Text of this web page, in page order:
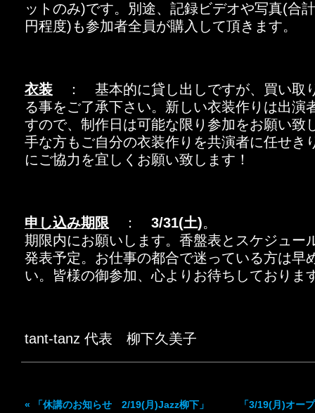
ットのみ)です。別途、記録ビデオや写真(合
円程度)も参加者全員が購入して頂きます。
衣装 ： 基本的に貸し出しですが、買い取
る事をご了承下さい。新しい衣装作りは出演
すので、制作日は可能な限り参加をお願い致
手な方もご自分の衣装作りを共演者に任せき
にご協力を宜しくお願い致します！
申し込み期限 ： 3/31(土)。
期限内にお願いします。香盤表とスケジュー
発表予定。お仕事の都合で迷っている方は早
い。皆様の御参加、心よりお待ちしておりま
tant-tanz 代表 柳下久美子
« 「休講のお知らせ 2/19(月)Jazz柳下」 「3/19(月)オー